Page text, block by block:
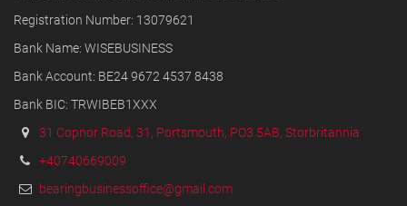
Registration Number: 13079621
Bank Name: WISEBUSINESS
Bank Account: BE24 9672 4537 8438
Bank BIC: TRWIBEB1XXX
31 Copnor Road, 31, Portsmouth, PO3 5AB, Storbritannia
+40740669009
bearingbusinessoffice@gmail.com